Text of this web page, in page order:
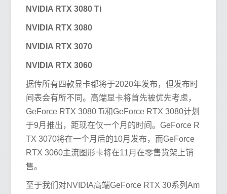
NVIDIA RTX 3080 Ti
NVIDIA RTX 3080
NVIDIA RTX 3070
NVIDIA RTX 3060
据传所有四款显卡都将于2020年发布，但发布时
间表会有所不同。高端显卡将首先被优先考虑，
GeForce RTX 3080 Ti和GeForce RTX 3080计划
于9月推出，距现在仅一个月的时间。GeForce R
TX 3070将在一个月后的10月发布，而GeForce
RTX 3060主流图形卡将在11月在零售货架上销
售。
至于我们对NVIDIA高端GeForce RTX 30系列Am